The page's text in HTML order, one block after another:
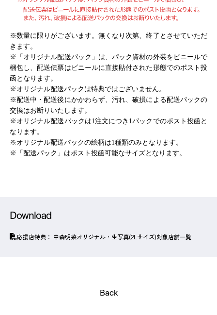
※数量に限りがございます。無くなり次第、終了とさせていただ
きます。
※「オリジナル配送パック」は、パック資材の外装をビニールで
梱包し、配送伝票はビニールに直接貼付された形態でのポスト投
函となります。
※オリジナル配送パックは特典ではございません。
※配送中・配送後にかかわらず、汚れ、破損による配送パックの
交換はお断りいたします。
※オリジナル配送パックは1注文につき1パックでのポスト投函と
なります。
※オリジナル配送パックの絵柄は1種類のみとなります。
※「配送パック」はポスト投函可能なサイズとなります。
Download
応援店特典： 中森明菜オリジナル・生写真(2Lサイズ)対象店舗一覧
Back